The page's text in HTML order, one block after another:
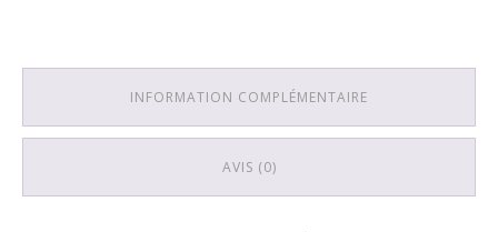
INFORMATION COMPLÉMENTAIRE
AVIS (0)